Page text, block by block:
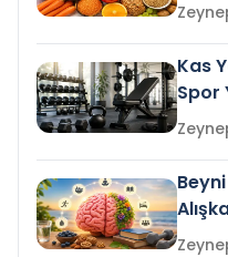
Kas
Spor